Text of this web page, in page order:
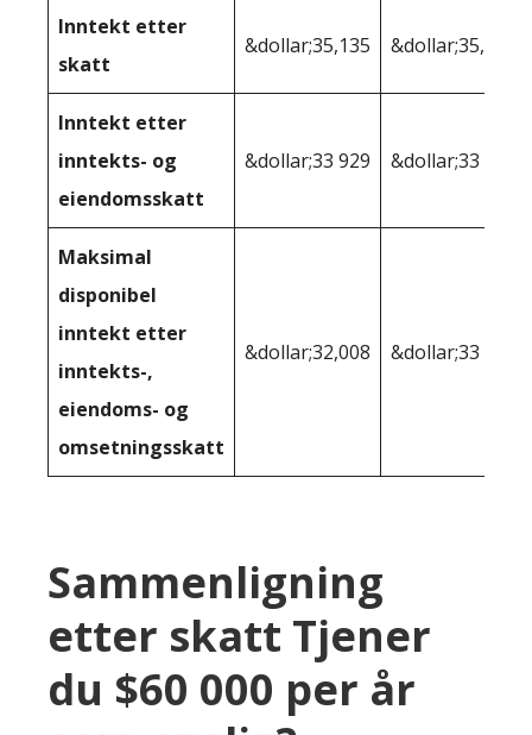
Inntekt etter
skatt
&dollar;35,135 &dollar;35,313
Inntekt etter
inntekts- og
eiendomsskatt
&dollar;33 929 &dollar;33 549
Maksimal
disponibel
inntekt etter
inntekts-,
eiendoms- og
omsetningsskatt
&dollar;32,008 &dollar;33 549
Sammenligning
etter skatt Tjener
du $60 000 per år